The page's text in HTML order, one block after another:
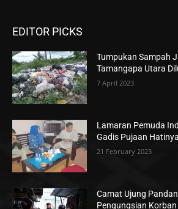
EDITOR PICKS
Tumpukan Sampah
Tamangapa Utara
7 April 2023
Lamaran Pemuda
Gadis Pujaan
21 February 2023
Camat Ujung
Pengungsian